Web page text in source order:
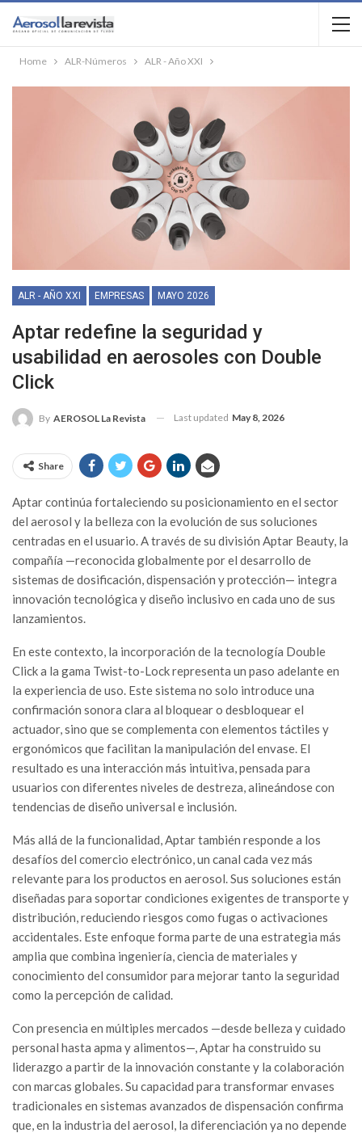
Home ALR-Números ALR - Año XXI
ALR - AÑO XXI EMPRESAS MAYO 2026
Aptar redefine la seguridad y
usabilidad en aerosoles con Double
Click
By AEROSOL La Revista Last updated May 8, 2026
Share
Aptar continúa fortaleciendo su posicionamiento en el sector
del aerosol y la belleza con la evolución de sus soluciones
centradas en el usuario. A través de su división Aptar Beauty, la
compañía —reconocida globalmente por el desarrollo de
sistemas de dosificación, dispensación y protección— integra
innovación tecnológica y diseño inclusivo en cada uno de sus
lanzamientos.
En este contexto, la incorporación de la tecnología Double
Click a la gama Twist-to-Lock representa un paso adelante en
la experiencia de uso. Este sistema no solo introduce una
confirmación sonora clara al bloquear o desbloquear el
actuador, sino que se complementa con elementos táctiles y
ergonómicos que facilitan la manipulación del envase. El
resultado es una interacción más intuitiva, pensada para
usuarios con diferentes niveles de destreza, alineándose con
tendencias de diseño universal e inclusión.
Más allá de la funcionalidad, Aptar también responde a los
desafíos del comercio electrónico, un canal cada vez más
relevante para los productos en aerosol. Sus soluciones están
diseñadas para soportar condiciones exigentes de transporte y
distribución, reduciendo riesgos como fugas o activaciones
accidentales. Este enfoque forma parte de una estrategia más
amplia que combina ingeniería, ciencia de materiales y
conocimiento del consumidor para mejorar tanto la seguridad
como la percepción de calidad.
Con presencia en múltiples mercados —desde belleza y cuidado
personal hasta apma y alimentos—, Aptar ha construido su
liderazgo a partir de la innovación constante y la colaboración
con marcas globales. Su capacidad para transformar envases
tradicionales en sistemas avanzados de dispensación confirma
que, en la industria del aerosol, la diferenciación ya no depende